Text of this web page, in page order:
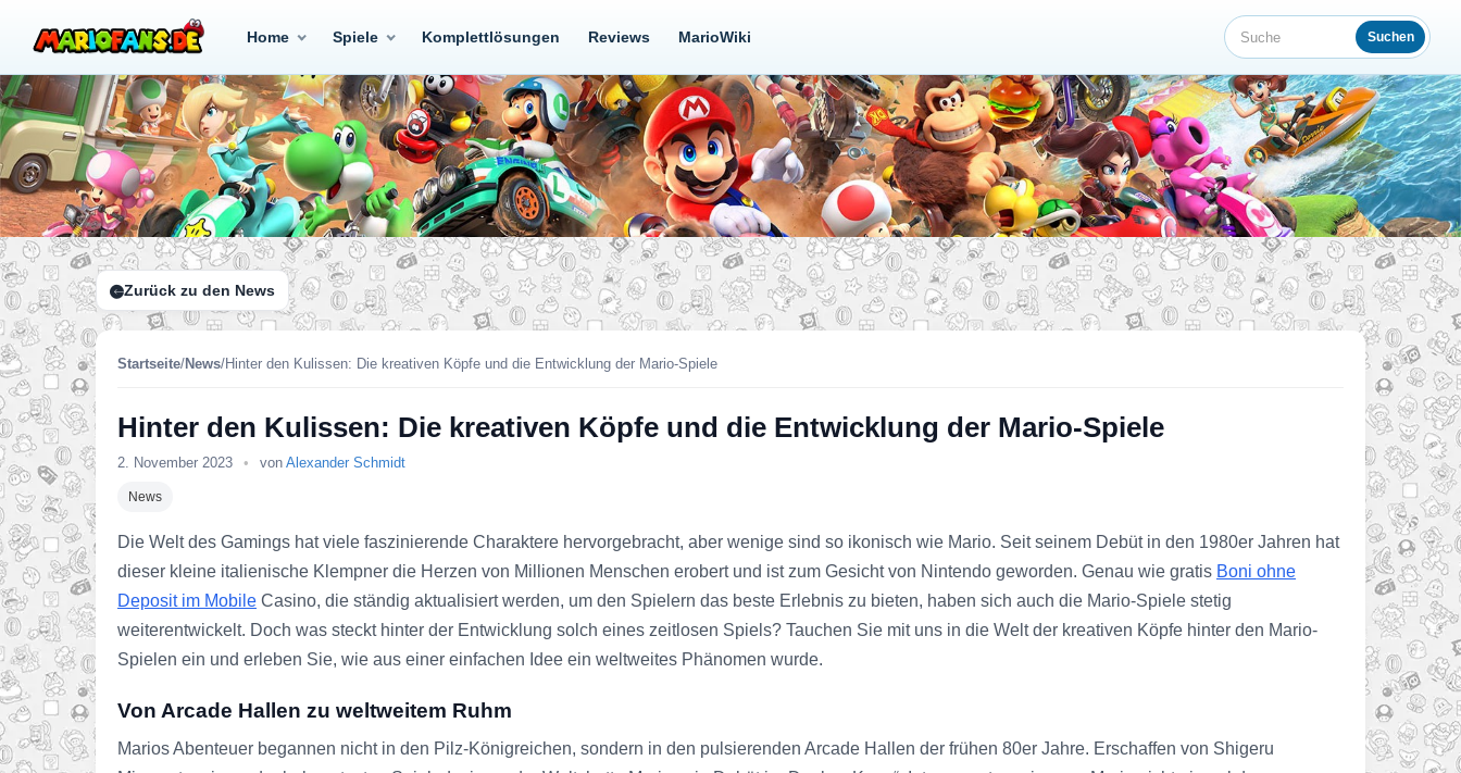
Home Spiele Komplettlösungen Reviews MarioWiki Suche Suchen
Zurück zu den News
Startseite/News/Hinter den Kulissen: Die kreativen Köpfe und die Entwicklung der Mario-Spiele
Hinter den Kulissen: Die kreativen Köpfe und die Entwicklung der Mario-Spiele
2. November 2023 • von Alexander Schmidt
News
Die Welt des Gamings hat viele faszinierende Charaktere hervorgebracht, aber wenige sind so ikonisch wie Mario. Seit seinem Debüt in den 1980er Jahren hat
dieser kleine italienische Klempner die Herzen von Millionen Menschen erobert und ist zum Gesicht von Nintendo geworden. Genau wie gratis Boni ohne
Deposit im Mobile Casino, die ständig aktualisiert werden, um den Spielern das beste Erlebnis zu bieten, haben sich auch die Mario-Spiele stetig
weiterentwickelt. Doch was steckt hinter der Entwicklung solch eines zeitlosen Spiels? Tauchen Sie mit uns in die Welt der kreativen Köpfe hinter den Mario-
Spielen ein und erleben Sie, wie aus einer einfachen Idee ein weltweites Phänomen wurde.
Von Arcade Hallen zu weltweitem Ruhm
Marios Abenteuer begannen nicht in den Pilz-Königreichen, sondern in den pulsierenden Arcade Hallen der frühen 80er Jahre. Erschaffen von Shigeru